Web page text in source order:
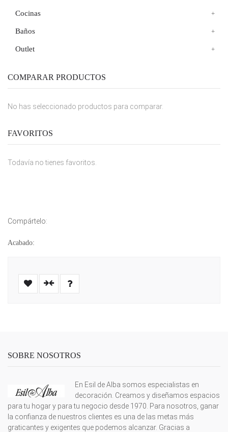
Cocinas
Baños
Outlet
COMPARAR PRODUCTOS
No has seleccionado productos para comparar.
FAVORITOS
Todavía no tienes favoritos.
Compártelo:
Acabado:
SOBRE NOSOTROS
En Esil de Alba somos especialistas en
decoración. Creamos y diseñamos espacios
para tu hogar y para tu negocio desde 1970. Para nosotros, ganar
la confianza de nuestros clientes es una de las metas más
graticantes y exigentes que podemos alcanzar. Gracias a